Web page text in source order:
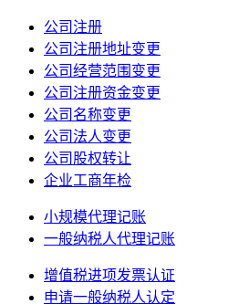
公司注册
公司注册地址变更
公司经营范围变更
公司注册资金变更
公司名称变更
公司法人变更
公司股权转让
企业工商年检
小规模代理记账
一般纳税人代理记账
增值税进项发票认证
申请一般纳税人认定